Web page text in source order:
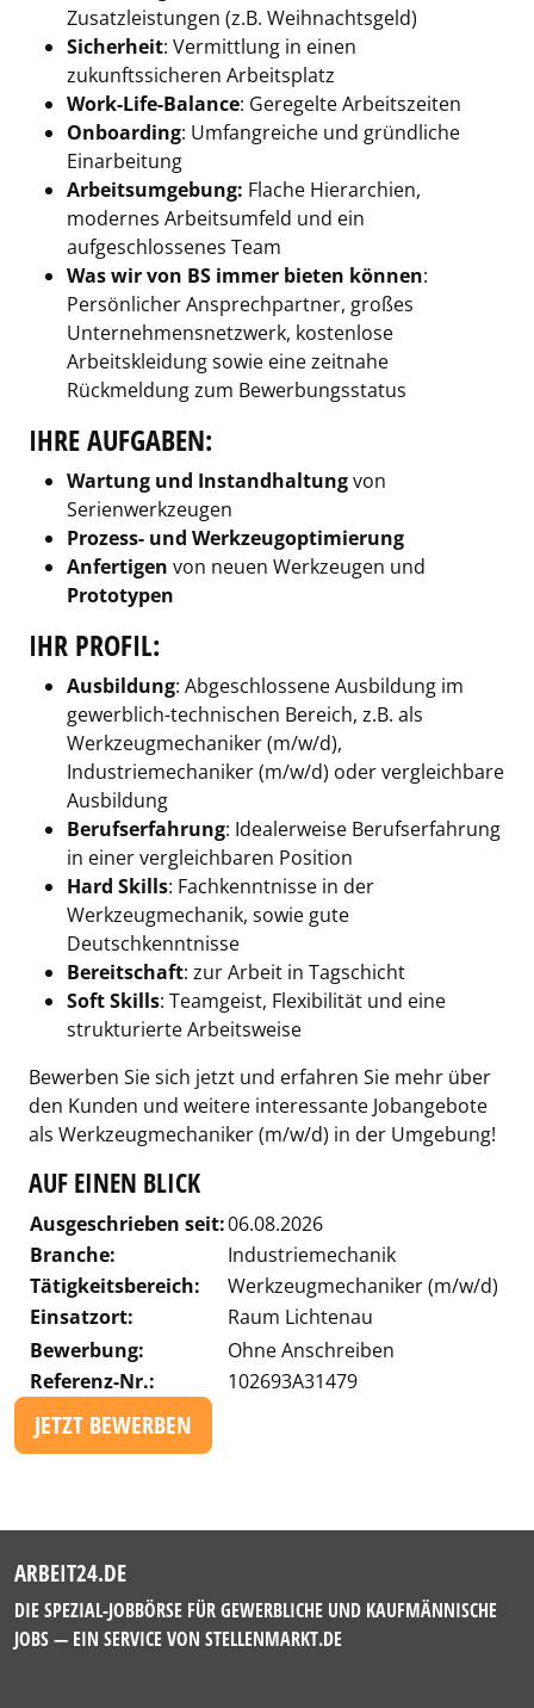
Zusatzleistungen (z.B. Weihnachtsgeld)
Sicherheit: Vermittlung in einen
zukunftssicheren Arbeitsplatz
Work-Life-Balance: Geregelte Arbeitszeiten
Onboarding: Umfangreiche und gründliche
Einarbeitung
Arbeitsumgebung: Flache Hierarchien,
modernes Arbeitsumfeld und ein
aufgeschlossenes Team
Was wir von BS immer bieten können:
Persönlicher Ansprechpartner, großes
Unternehmensnetzwerk, kostenlose
Arbeitskleidung sowie eine zeitnahe
Rückmeldung zum Bewerbungsstatus
IHRE AUFGABEN:
Wartung und Instandhaltungvon
Serienwerkzeugen
Prozess- und Werkzeugoptimierung
Anfertigen von neuen Werkzeugen und
Prototypen
IHR PROFIL:
Ausbildung: Abgeschlossene Ausbildung im
gewerblich-technischen Bereich, z.B. als
Werkzeugmechaniker (m/w/d),
Industriemechaniker (m/w/d) oder vergleichbare
Ausbildung
Berufserfahrung: Idealerweise Berufserfahrung
in einer vergleichbaren Position
Hard Skills: Fachkenntnisse in der
Werkzeugmechanik, sowie gute
Deutschkenntnisse
Bereitschaft: zur Arbeit in Tagschicht
Soft Skills: Teamgeist, Flexibilität und eine
strukturierte Arbeitsweise
Bewerben Sie sich jetzt und erfahren Sie mehr über
den Kunden und weitere interessante Jobangebote
als Werkzeugmechaniker (m/w/d) in der Umgebung!
AUF EINEN BLICK
Ausgeschrieben seit:06.08.2026
Branche:
Industriemechanik
Tätigkeitsbereich:
Werkzeugmechaniker (m/w/d)
Einsatzort:
Raum Lichtenau
Bewerbung:
Ohne Anschreiben
Referenz-Nr.:
102693A31479
JETZT BEWERBEN
ARBEIT24.DE
DIE SPEZIAL-JOBBÖRSE FÜR GEWERBLICHE UND KAUFMÄNNISCHE
JOBS — EIN SERVICE VON STELLENMARKT.DE